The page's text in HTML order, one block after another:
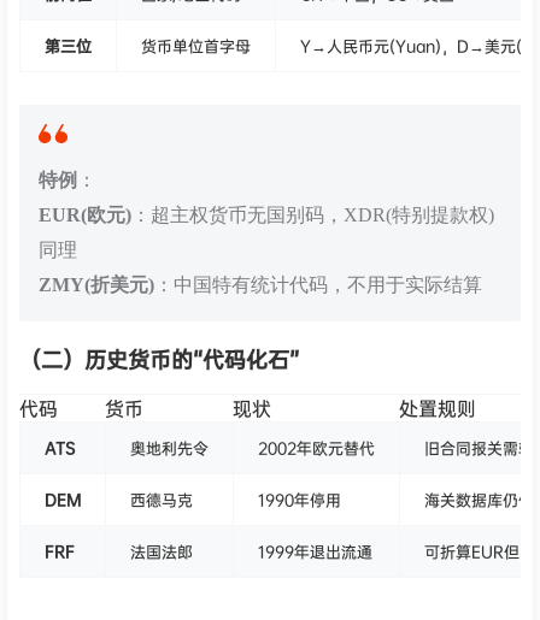
第三位 货币单位首字母 Y→人民币元(Yuan)，D→美元
特例 ：
EUR(欧元) ：超主权货币无国别码，XDR(特别提款权)
同理
ZMY(折美元) ：中国特有统计代码，不用于实际结算
（二）历史货币的“代码化石”
代码 货币 现状 处置规则
ATS 奥地利先令 2002年欧元替代 旧合同报关需转
DEM 西德马克 1990年停用 海关数据库仍保
FRF 法国法郎 1999年退出流通 可折算EUR但